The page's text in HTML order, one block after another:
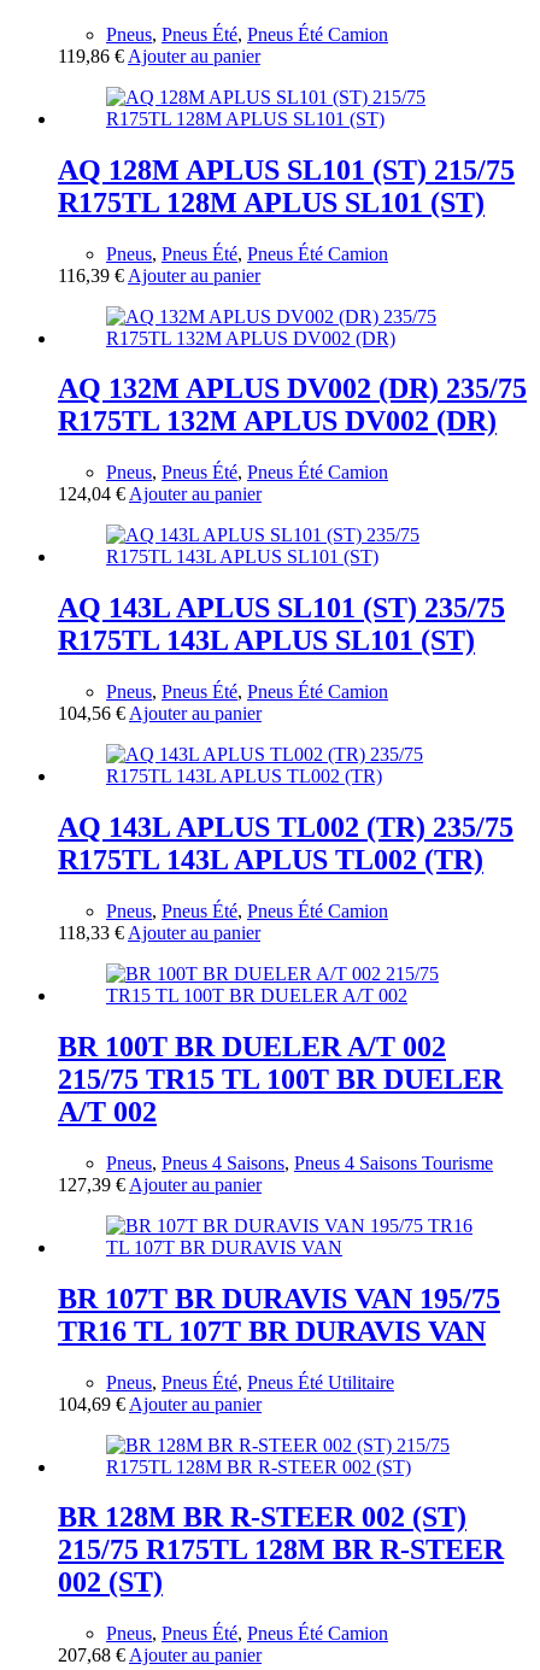
Pneus, Pneus Été, Pneus Été Camion
119,86 € Ajouter au panier
AQ 128M APLUS SL101 (ST) 215/75
R175TL 128M APLUS SL101 (ST)
Pneus, Pneus Été, Pneus Été Camion
116,39 € Ajouter au panier
AQ 132M APLUS DV002 (DR) 235/75
R175TL 132M APLUS DV002 (DR)
Pneus, Pneus Été, Pneus Été Camion
124,04 € Ajouter au panier
AQ 143L APLUS SL101 (ST) 235/75
R175TL 143L APLUS SL101 (ST)
Pneus, Pneus Été, Pneus Été Camion
104,56 € Ajouter au panier
AQ 143L APLUS TL002 (TR) 235/75
R175TL 143L APLUS TL002 (TR)
Pneus, Pneus Été, Pneus Été Camion
118,33 € Ajouter au panier
BR 100T BR DUELER A/T 002
215/75 TR15 TL 100T BR DUELER
A/T 002
Pneus, Pneus 4 Saisons, Pneus 4 Saisons Tourisme
127,39 € Ajouter au panier
BR 107T BR DURAVIS VAN 195/75
TR16 TL 107T BR DURAVIS VAN
Pneus, Pneus Été, Pneus Été Utilitaire
104,69 € Ajouter au panier
BR 128M BR R-STEER 002 (ST)
215/75 R175TL 128M BR R-STEER
002 (ST)
Pneus, Pneus Été, Pneus Été Camion
207,68 € Ajouter au panier